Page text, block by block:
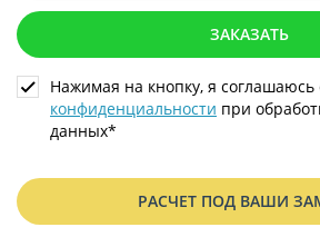
ЗАКАЗАТЬ
Нажимая на кнопку, я соглашаюсь
конфиденциальности при
данных*
РАСЧЕТ ПОД ВАШИ